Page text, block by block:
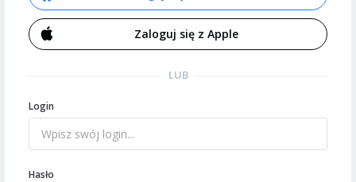
Zaloguj się z Apple
LUB
Login
Hasło